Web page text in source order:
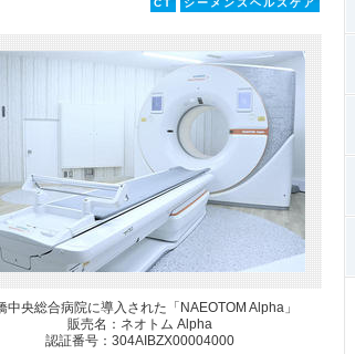
CT シーメンスヘルスケア
中央総合病院に導入された「NAEOTOM Alpha」
販売名：ネオトム Alpha
認証番号：304AIBZX00004000